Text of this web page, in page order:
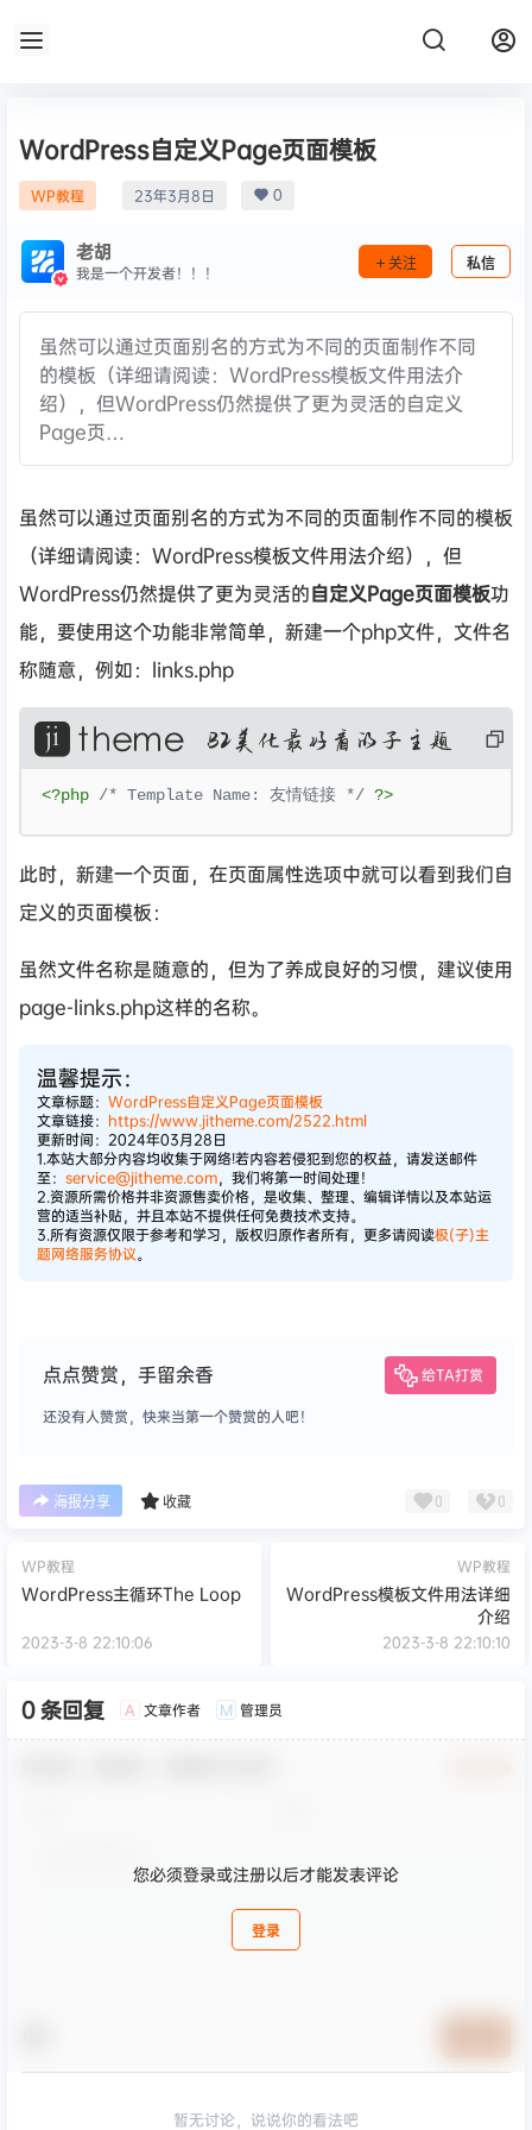
WordPress自定义Page页面模板
WP教程 23年3月8日 0
老胡
我是一个开发者！！！ 关注 私信
虽然可以通过页面别名的方式为不同的页面制作不同
的模板（详细请阅读：WordPress模板文件用法介
绍），但WordPress仍然提供了更为灵活的自定义
Page页…
虽然可以通过页面别名的方式为不同的页面制作不同的模板
（详细请阅读：WordPress模板文件用法介绍），但
WordPress仍然提供了更为灵活的自定义Page页面模板功
能，要使用这个功能非常简单，新建一个php文件，文件名
称随意，例如：links.php
码
<?php /* Template Name: 友情链接 */ ?>
此时，新建一个页面，在页面属性选项中就可以看到我们自
定义的页面模板：
虽然文件名称是随意的，但为了养成良好的习惯，建议使用
page-links.php这样的名称。
温馨提示：
文章标题： WordPress自定义Page页面模板
文章链接： https://www.jitheme.com/2522.html
更新时间：2024年03月28日
1.本站大部分内容均收集于网络!若内容若侵犯到您的权益，请发送邮件
至： service@jitheme.com，我们将第一时间处理！
2.资源所需价格并非资源售卖价格，是收集、整理、编辑详情以及本站运
营的适当补贴，并且本站不提供任何免费技术支持。
3.所有资源仅限于参考和学习，版权归原作者所有，更多请阅读极(子)主
题网络服务协议。
点点赞赏，手留余香 给TA打赏
还没有人赞赏，快来当第一个赞赏的人吧！
海报分享 收藏 0 0
WP教程
WordPress主循环The Loop
2023-3-8 22:10:06
WP教程
WordPress模板文件用法详细
介绍
2023-3-8 22:10:10
0 条回复 A 文章作者 M 管理员
您必须登录或注册以后才能发表评论
登录
暂无讨论，说说你的看法吧